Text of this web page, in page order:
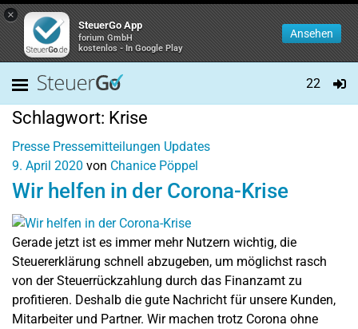
×
SteuerGo App
forium GmbH
kostenlos - In Google Play
Ansehen
22
Schlagwort: Krise
Presse Pressemitteilungen Updates
9. April 2020 von Chanice Pöppel
Wir helfen in der Corona-Krise
Gerade jetzt ist es immer mehr Nutzern wichtig, die
Steuererklärung schnell abzugeben, um möglichst rasch
von der Steuerrückzahlung durch das Finanzamt zu
profitieren. Deshalb die gute Nachricht für unsere Kunden,
Mitarbeiter und Partner. Wir machen trotz Corona ohne